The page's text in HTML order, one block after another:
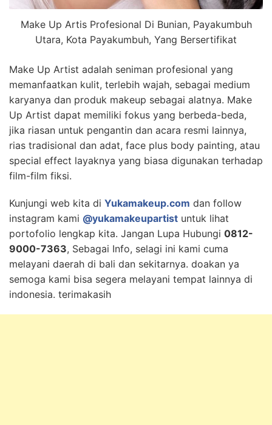
Make Up Artis Profesional Di Bunian, Payakumbuh
Utara, Kota Payakumbuh, Yang Bersertifikat
Make Up Artist adalah seniman profesional yang
memanfaatkan kulit, terlebih wajah, sebagai medium
karyanya dan produk makeup sebagai alatnya. Make
Up Artist dapat memiliki fokus yang berbeda-beda,
jika riasan untuk pengantin dan acara resmi lainnya,
rias tradisional dan adat, face plus body painting, atau
special effect layaknya yang biasa digunakan terhadap
film-film fiksi.
Kunjungi web kita di Yukamakeup.com dan follow
instagram kami @yukamakeupartist untuk lihat
portofolio lengkap kita. Jangan Lupa Hubungi 0812-
9000-7363, Sebagai Info, selagi ini kami cuma
melayani daerah di bali dan sekitarnya. doakan ya
semoga kami bisa segera melayani tempat lainnya di
indonesia. terimakasih